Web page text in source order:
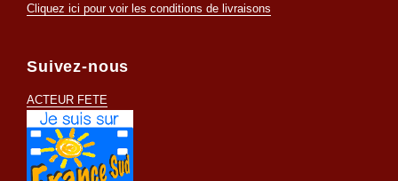
Cliquez ici pour voir les conditions de livraisons
Suivez-nous
ACTEUR FETE